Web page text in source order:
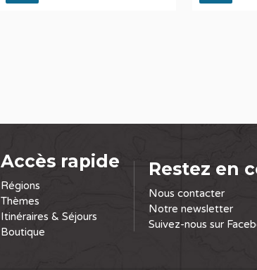
Accès rapide
Régions
Thèmes
Itinéraires & Séjours
Boutique
Restez en
Nous contacter
Notre newsletter
Suivez-nous sur